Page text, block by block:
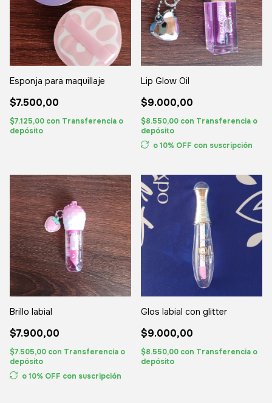
Esponja para maquillaje
$7.500,00
$7.125,00 con Transferencia o
depósito
Lip Glow Oil
$9.000,00
$8.550,00 con Transferencia o
depósito
o 10% OFF con suscripción
Brillo labial
$7.900,00
$7.505,00 con Transferencia o
depósito
o 10% OFF con suscripción
Glos labial con glitter
$9.000,00
$8.550,00 con Transferencia o
depósito